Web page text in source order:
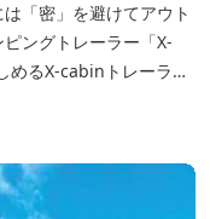
「密」を避けてアウト
ングトレーラー「X-
めるX-cabinトレーラー
ッグサロン、貸切サウ
ている片岡温泉「アク
リゾートです。